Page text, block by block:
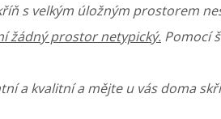
s velkým úložným prostorem
žádný prostor netypický. Pomocí
a kvalitní a mějte u vás doma